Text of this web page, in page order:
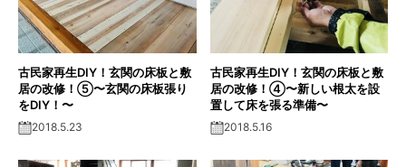
古民家再生DIY！玄関の床板と敷
居の改修！⑤〜玄関の床板張り
をDIY！〜
2018.5.23
古民家再生DIY！玄関の床板と敷
居の改修！④〜新しい根太を設
置して床を張る準備〜
2018.5.16